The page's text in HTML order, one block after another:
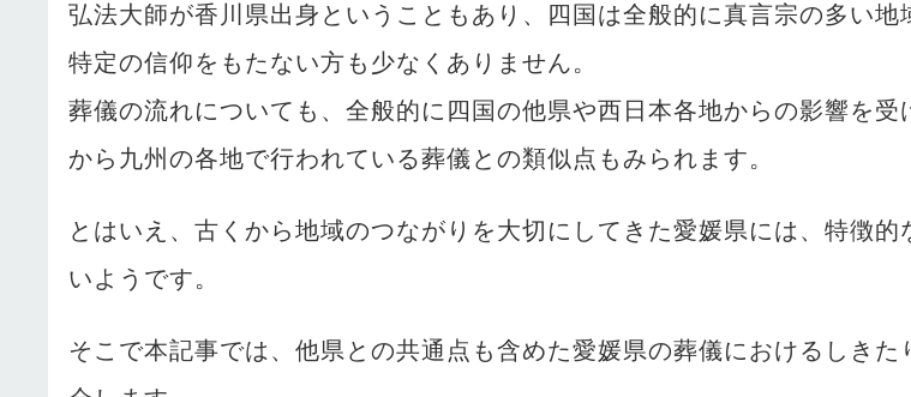
弘法大師が香川県出身ということもあり、四国は全般的に真言宗の多い地
特定の信仰をもたない方も少なくありません。
葬儀の流れについても、全般的に四国の他県や西日本各地からの影響を受
から九州の各地で行われている葬儀との類似点もみられます。
とはいえ、古くから地域のつながりを大切にしてきた愛媛県には、特徴的
いようです。
そこで本記事では、他県との共通点も含めた愛媛県の葬儀におけるしきた